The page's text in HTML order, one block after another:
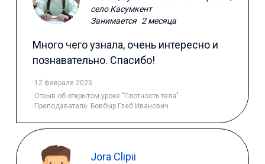
село Касумкент
Занимается 2 месяца
Много чего узнала, очень интересно и
познавательно. Спасибо!
12 февраля 2025
Отзыв об открытом уроке "Плотность тела"
Преподаватель: Бовбыр Глеб Иванович
Jora Clipii